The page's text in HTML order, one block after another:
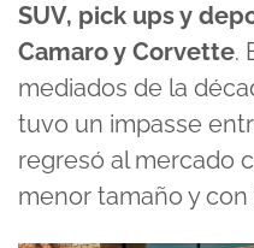
SUV, pick ups y
Camaro y Corvette.
mediados de la
tuvo un impasse
regresó al mercado
menor tamaño y